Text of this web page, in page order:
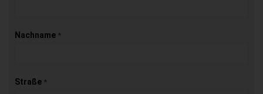
Nachname *
Straße *